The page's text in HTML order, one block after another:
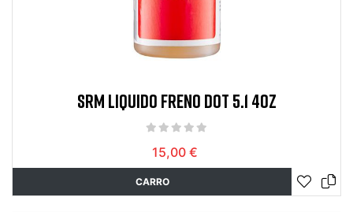
SRM LIQUIDO FRENO DOT 5.1 4OZ
15,00 €
CARRO